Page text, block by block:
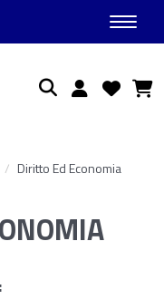
Ricerca
Diritto Ed Economia